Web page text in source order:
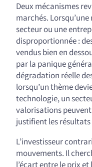
Deux mécanismes
marchés.
secteur ou une
disproportionnée :
vendus bien en
par la panique
dégradation réelle
lorsqu’un thème
technologie, un
valorisations peuvent
justifient les
L’investisseur
mouvements. Il